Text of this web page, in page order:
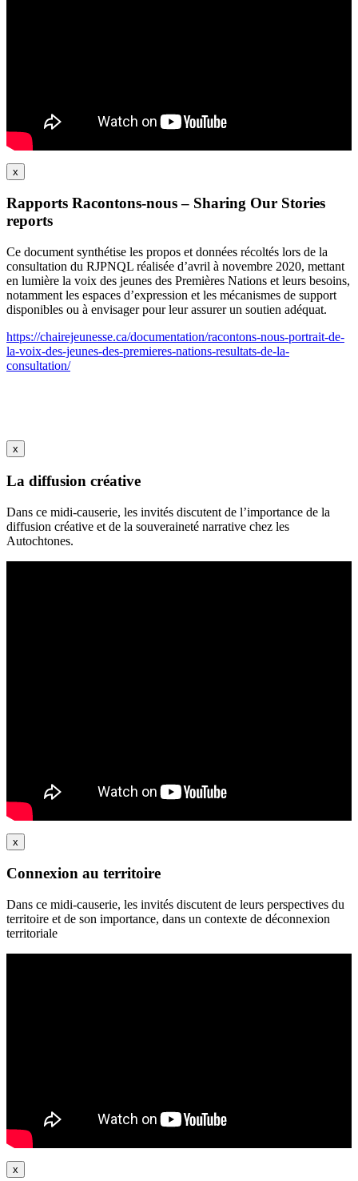
x
Rapports Racontons-nous – Sharing Our Stories
reports
Ce document synthétise les propos et données récoltés lors de la
consultation du RJPNQL réalisée d’avril à novembre 2020, mettant
en lumière la voix des jeunes des Premières Nations et leurs besoins,
notamment les espaces d’expression et les mécanismes de support
disponibles ou à envisager pour leur assurer un soutien adéquat.
https://chairejeunesse.ca/documentation/racontons-nous-portrait-de-
la-voix-des-jeunes-des-premieres-nations-resultats-de-la-
consultation/
x
La diffusion créative
Dans ce midi-causerie, les invités discutent de l’importance de la
diffusion créative et de la souveraineté narrative chez les
Autochtones.
x
Connexion au territoire
Dans ce midi-causerie, les invités discutent de leurs perspectives du
territoire et de son importance, dans un contexte de déconnexion
territoriale
x